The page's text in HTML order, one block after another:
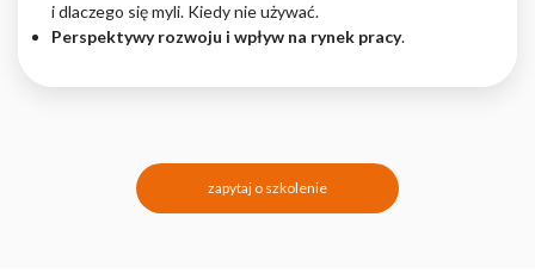
i dlaczego się myli. Kiedy nie używać.
Perspektywy rozwoju i wpływ na rynek pracy.
zapytaj o szkolenie